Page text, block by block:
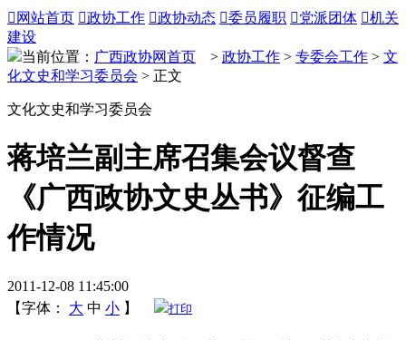
 网站首页 政协工作 政协动态 委员履职 党派团体 机关
建设
当前位置： 广西政协网首页 > 政协工作 > 专委会工作 > 文
化文史和学习委员会 > 正文
文化文史和学习委员会
蒋培兰副主席召集会议督查
《广西政协文史丛书》征编工
作情况
2011-12-08 11:45:00
【字体：
大 中 小 】 打印